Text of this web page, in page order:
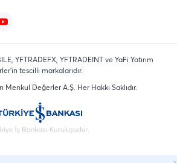
YFTRADEFX, YFTRADEINT ve YaFi Yatırım
tescilli markalarıdır.
Menkul Değerler A.Ş. Her Hakkı Saklıdır.